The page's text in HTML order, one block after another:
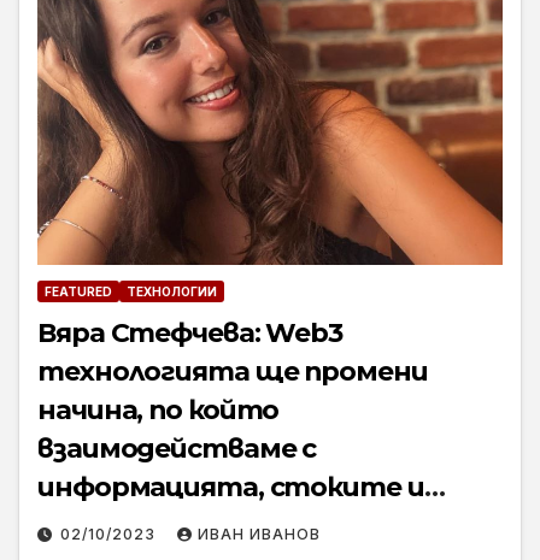
FEATURED ТЕХНОЛОГИИ
Вяра Стефчева: Web3
технологията ще промени
начина, по който
взаимодействаме с
информацията, стоките и
услугите
02/10/2023 ИВАН ИВАНОВ